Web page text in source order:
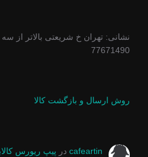
77671490
روش ارسال و بازگشت کالا
cafeartin در پیپ ریورس